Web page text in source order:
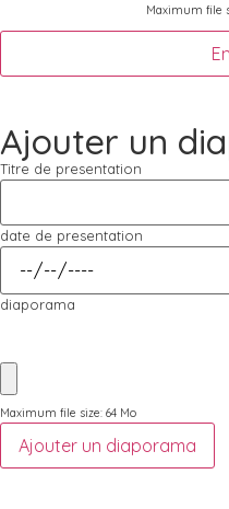
Maximum file
Ajouter un
Titre de presentation
date de presentation
diaporama
Maximum file size: 64 Mo
Ajouter un diaporama